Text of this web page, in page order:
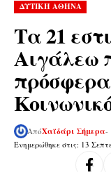
ΔΥΤΙΚΗ ΑΘΗΝΑ
Τα 21
Αιγάλεω
Ενημερώθηκε στις: 13
ΑπόΧαϊδάρι Σήμερα-